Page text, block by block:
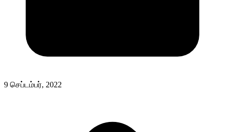
9 செப்டம்பர், 2022